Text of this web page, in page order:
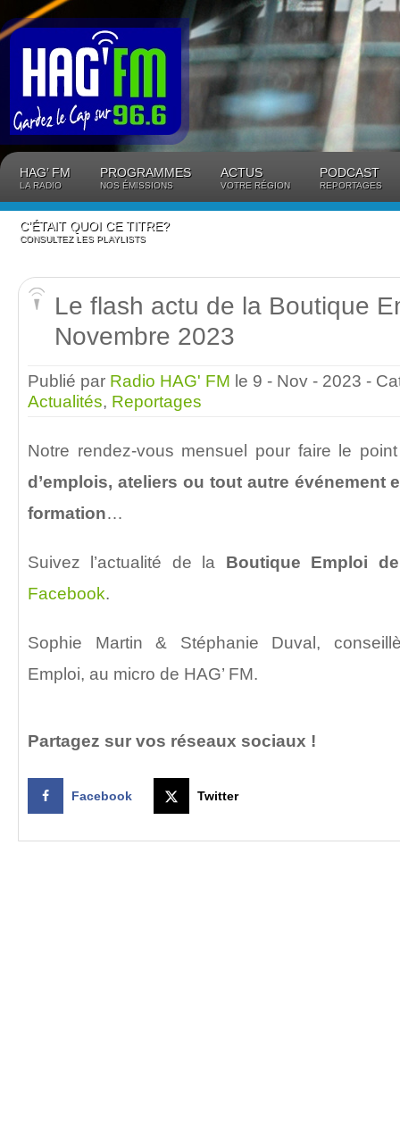
HAG’ FM
LA RADIO
PROGRAMMES
NOS ÉMISSIONS
ACTUS
VOTRE RÉGION
PODCAST
REPORTAGES
C’ÉTAIT QUOI CE TITRE?
CONSULTEZ LES PLAYLISTS
Le flash actu de la Boutique
Novembre 2023
Publié par Radio HAG' FM le 9 - Nov - 2023 -
Actualités, Reportages
Notre rendez-vous mensuel pour faire le
d’emplois, ateliers ou tout autre événement
formation…
Suivez l’actualité de la Boutique Emploi
Facebook.
Sophie Martin & Stéphanie Duval,
Emploi, au micro de HAG’ FM.
Partagez sur vos réseaux sociaux !
Facebook Twitter
Panneau de gestion des cookies